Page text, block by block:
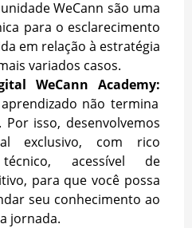
WeCann são uma
para o esclarecimento
em relação à estratégia
variados casos.
WeCann Academy:
não termina
isso, desenvolvemos
exclusivo, com rico
técnico, acessível de
para que você possa
seu conhecimento ao
jornada.